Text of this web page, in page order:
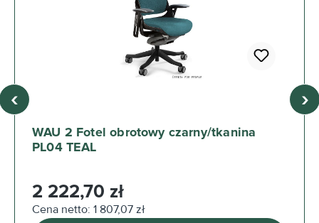
WAU 2 Fotel obrotowy czarny/tkanina
PL04 TEAL
Cena regularna:
2 222,70 zł
Cena netto: 1 807,07 zł
‹ ›